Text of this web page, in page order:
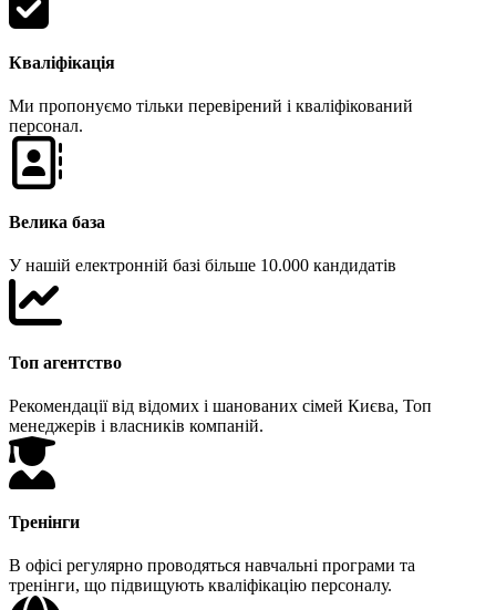
Кваліфікація
Ми пропонуємо тільки перевірений і кваліфікований
персонал.
Велика база
У нашій електронній базі більше 10.000 кандидатів
Топ агентство
Рекомендації від відомих і шанованих сімей Києва, Топ
менеджерів і власників компаній.
Тренінги
В офісі регулярно проводяться навчальні програми та
тренінги, що підвищують кваліфікацію персоналу.